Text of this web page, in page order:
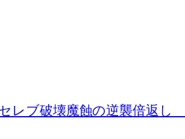
レブ破壊魔蝕の逆襲倍返し